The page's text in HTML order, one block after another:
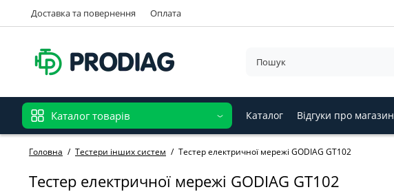
Доставка та повернення Оплата
Каталог товарів Каталог Відгуки про магазин
Головна Тестери інших систем Тестер електричної мережі GODIAG GT102
Тестер електричної мережі GODIAG GT102